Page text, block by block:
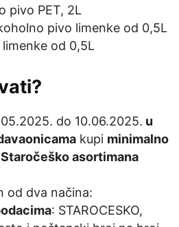
pivo PET, 2L
pivo limenke od 0,5L
od 0,5L
do 10.06.2025. u
kupi minimalno
asortimana
od dva načina:
: STAROCESKO,